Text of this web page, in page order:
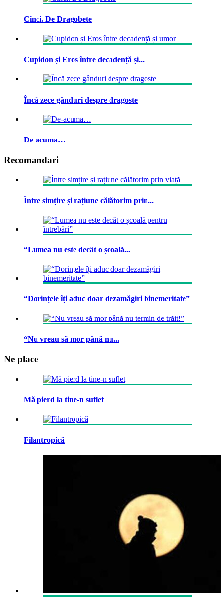
Cinci. De Dragobete
Cupidon și Eros între decadență și...
Încă zece gânduri despre dragoste
De-acuma…
Recomandari
Între simțire și rațiune călătorim prin...
“Lumea nu este decât o școală...
“Dorințele îți aduc doar dezamăgiri binemeritate”
“Nu vreau să mor până nu...
Ne place
Mă pierd la tine-n suflet
Filantropică